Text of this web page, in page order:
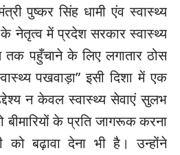
पुष्कर सिंह धामी एंव स्वास्थ्य
नेतृत्व में प्रदेश सरकार स्वास्थ्य
तक पहुँचाने के लिए लगातार ठोस
पखवाड़ा” इसी दिशा में एक
न केवल स्वास्थ्य सेवाएं सुलभ
बीमारियों के प्रति जागरूक करना
को बढ़ावा देना भी है। उन्होंने